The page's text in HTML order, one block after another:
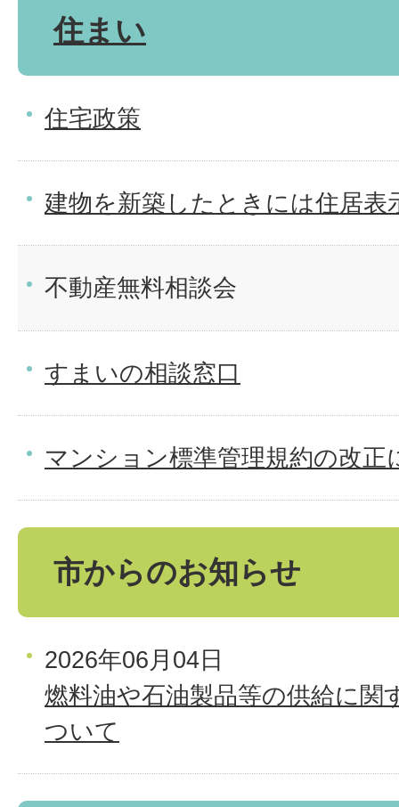
住まい
住宅政策
建物を新築したときには住居表
不動産無料相談会
すまいの相談窓口
マンション標準管理規約の改正
市からのお知らせ
2026年06月04日
燃料油や石油製品等の供給に関
ついて